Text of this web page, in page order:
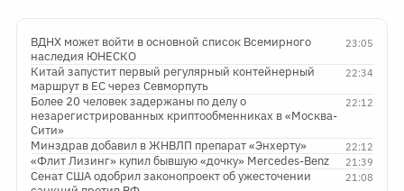
23:05
ВДНХ может войти в основной список Всемирного
наследия ЮНЕСКО
22:34
Китай запустит первый регулярный контейнерный
маршрут в ЕС через Севморпуть
22:12
Более 20 человек задержаны по делу о
незарегистрированных криптообменниках в «Москва-
Сити»
22:12
Минздрав добавил в ЖНВЛП препарат «Энхерту»
21:39
«Флит Лизинг» купил бывшую «дочку» Mercedes-Benz
21:08
Сенат США одобрил законопроект об ужесточении